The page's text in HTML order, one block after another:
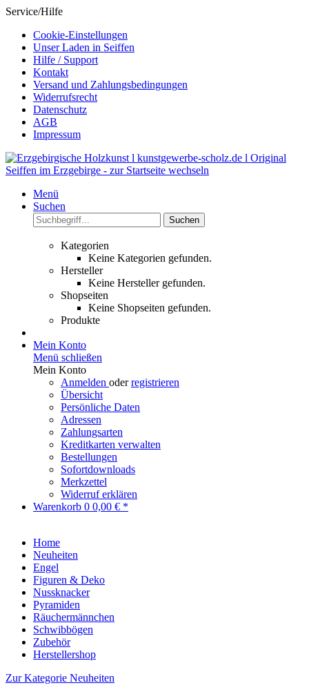
Service/Hilfe
Cookie-Einstellungen
Unser Laden in Seiffen
Hilfe / Support
Kontakt
Versand und Zahlungsbedingungen
Widerrufsrecht
Datenschutz
AGB
Impressum
Menü
Suchen
Suchen
Kategorien
Keine Kategorien gefunden.
Hersteller
Keine Hersteller gefunden.
Shopseiten
Keine Shopseiten gefunden.
Produkte
Mein Konto
Menü schließen
Mein Konto
Anmelden oderregistrieren
Übersicht
Persönliche Daten
Adressen
Zahlungsarten
Kreditkarten verwalten
Bestellungen
Sofortdownloads
Merkzettel
Widerruf erklären
Warenkorb 0 0,00 € *
Home
Neuheiten
Engel
Figuren & Deko
Nussknacker
Pyramiden
Räuchermännchen
Schwibbögen
Zubehör
Herstellershop
Zur Kategorie Neuheiten